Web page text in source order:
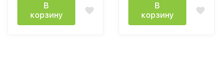
В
корзину
В
корзину